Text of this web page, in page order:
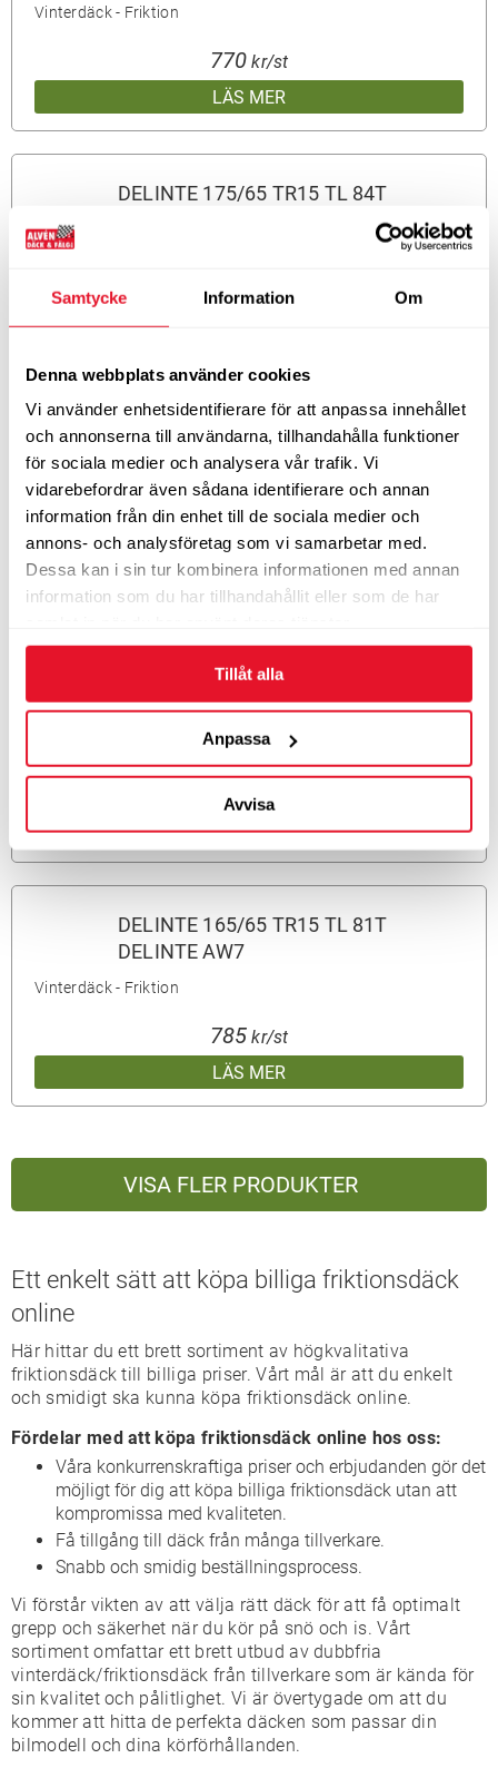
Samtycke Information Om
Denna webbplats använder cookies
Vi använder enhetsidentifierare för att anpassa innehållet
och annonserna till användarna, tillhandahålla funktioner
för sociala medier och analysera vår trafik. Vi
vidarebefordrar även sådana identifierare och annan
information från din enhet till de sociala medier och
annons- och analysföretag som vi samarbetar med.
Dessa kan i sin tur kombinera informationen med annan
information som du har tillhandahållit eller som de har
Tillåt alla
Anpassa
Avvisa
Vinterdäck - Friktion
LÄS MER
770 kr/st
DELINTE 175/65 TR15 TL 84T
770kr/st
DELINTE 195/50 VR15 TL 82V
DELINTE AW7
Vinterdäck - Friktion
LÄS MER
770kr/st
DELINTE 205/55 VR16 TL 91V
DELINTE AW6
LÄS MER
775 kr/st
DELINTE 165/65 TR15 TL 81T
DELINTE AW7
Vinterdäck - Friktion
LÄS MER
785 kr/st
VISA FLER PRODUKTER
Ett enkelt sätt att köpa billiga friktionsdäck
online
Här hittar du ett brett sortiment av högkvalitativa
friktionsdäck till billiga priser. Vårt mål är att du enkelt
och smidigt ska kunna köpa friktionsdäck online.
Fördelar med att köpa friktionsdäck online hos oss:
Våra konkurrenskraftiga priser och erbjudanden gör det
möjligt för dig att köpa billiga friktionsdäck utan att
kompromissa med kvaliteten.
Få tillgång till däck från många tillverkare.
Snabb och smidig beställningsprocess.
Vi förstår vikten av att välja rätt däck för att få optimalt
grepp och säkerhet när du kör på snö och is. Vårt
sortiment omfattar ett brett utbud av dubbfria
vinterdäck/friktionsdäck från tillverkare som är kända för
sin kvalitet och pålitlighet. Vi är övertygade om att du
kommer att hitta de perfekta däcken som passar din
bilmodell och dina körförhållanden.